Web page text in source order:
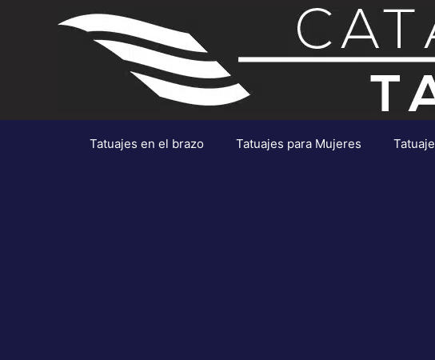
Tatuajes en el brazo Tatuajes para Mujeres